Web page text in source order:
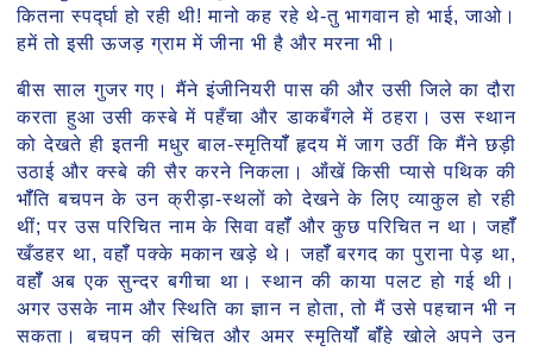
कितना स्पर्द्घा हो रही थी! मानो कह रहे थे-तु भागवान हो भाई, जाओ।
हमें तो इसी ऊजड़ ग्राम में जीना भी है और मरना भी।
बीस साल गुजर गए। मैंने इंजीनियरी पास की और उसी जिले का दौरा
करता हुआ उसी कस्बे में पहँचा और डाकबँगले में ठहरा। उस स्थान
को देखते ही इतनी मधुर बाल-स्मृतियॉँ हृदय में जाग उठीं कि मैंने छड़ी
उठाई और क्स्बे की सैर करने निकला। ऑंखें किसी प्यासे पथिक की
भॉँति बचपन के उन क्रीड़ा-स्थलों को देखने के लिए व्याकुल हो रही
थीं; पर उस परिचित नाम के सिवा वहॉँ और कुछ परिचित न था। जहॉँ
खँडहर था, वहॉँ पक्के मकान खड़े थे। जहॉँ बरगद का पुराना पेड़ था,
वहॉँ अब एक सुन्दर बगीचा था। स्थान की काया पलट हो गई थी।
अगर उसके नाम और स्थिति का ज्ञान न होता, तो मैं उसे पहचान भी न
सकता। बचपन की संचित और अमर स्मृतियॉँ बॉँहे खोले अपने उन